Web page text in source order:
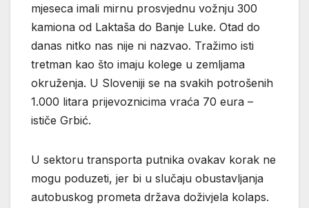
mjeseca imali mirnu prosvjednu vožnju 300
kamiona od Laktaša do Banje Luke. Otad do
danas nitko nas nije ni nazvao. Tražimo isti
tretman kao što imaju kolege u zemljama
okruženja. U Sloveniji se na svakih potrošenih
1.000 litara prijevoznicima vraća 70 eura –
ističe Grbić.
U sektoru transporta putnika ovakav korak ne
mogu poduzeti, jer bi u slučaju obustavljanja
autobuskog prometa država doživjela kolaps.